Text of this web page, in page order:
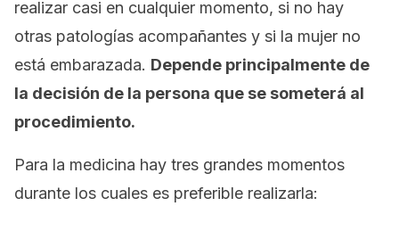
realizar casi en cualquier momento, si no hay
otras patologías acompañantes y si la mujer no
está embarazada. Depende principalmente de
la decisión de la persona que se someterá al
procedimiento.
Para la medicina hay tres grandes momentos
durante los cuales es preferible realizarla: